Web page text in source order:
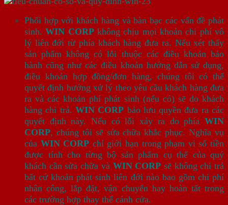
Phối hợp với khách hàng và bàn bạc các vấn đề phát
sinh.WIN CORPkhông chịu mọi khoản chi phí vô
lý liên đới từ phía khách hàng đưa ra. Nếu xét thấy
sản phẩm không có lỗi thuộc các điều khoản bảo
hành cũng như các điều khoản hướng dẫn sử dụng,
điều khoản hợp đồng/đơn hàng, chúng tôi có thể
quyết định hướng xử lý theo yêu cầu khách hàng đưa
ra và các khoản phí phát sinh (nếu có) sẽ do khách
hàng chi trả. WIN CORP bảo lưu quyền đưa ra các
quyết định này. Nếu có lỗi xảy ra do phía WIN
CORP, chúng tôi sẽ sửa chữa khắc phục. Nghĩa vụ
của WIN CORP chỉ giới hạn trong phạm vi số tiền
được tính cho từng bộ sản phẩm cụ thể của quý
khách cần sửa chữa và WIN CORP sẽ không chi trả
bất cứ khoản phát sinh liên đới nào bao gồm chi phí
nhân công, lắp đặt, vận chuyển hay hoàn tất trong
các trường hợp thay thế cánh cửa.